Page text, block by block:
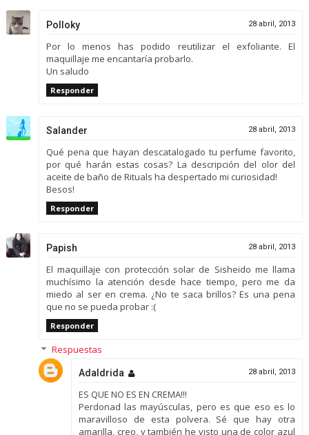
Polloky 28 abril, 2013
Por lo menos has podido reutilizar el exfoliante. El
maquillaje me encantaría probarlo.
Un saludo
Responder
Salander 28 abril, 2013
Qué pena que hayan descatalogado tu perfume favorito,
por qué harán estas cosas? La descripción del olor del
aceite de baño de Rituals ha despertado mi curiosidad!
Besos!
Responder
Papish 28 abril, 2013
El maquillaje con protección solar de Sisheido me llama
muchísimo la atención desde hace tiempo, pero me da
miedo al ser en crema. ¿No te saca brillos? Es una pena
que no se pueda probar :(
Responder
Respuestas
Adaldrida 28 abril, 2013
ES QUE NO ES EN CREMA!!!
Perdonad las mayúsculas, pero es que eso es lo
maravilloso de esta polvera. Sé que hay otra
amarilla, creo, y también he visto una de color azul